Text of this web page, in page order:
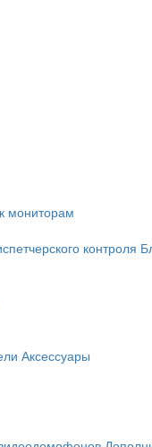
мониторам
контроля
Аксессуары